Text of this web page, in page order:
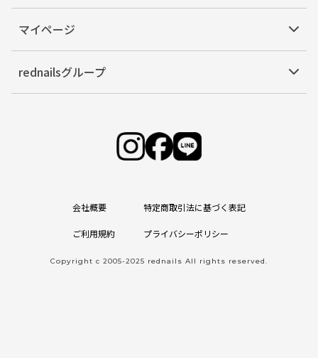
マイページ
rednailsグループ
会社概要 特定商取引法に基づく表記
ご利用規約 プライバシーポリシー
Copyright c 2005-2025 rednails All rights reserved.